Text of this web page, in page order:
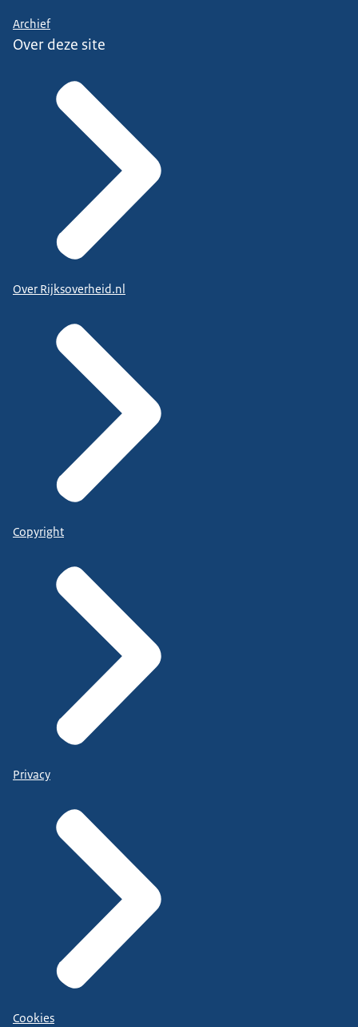
Archief
Over deze site
Over Rijksoverheid.nl
Copyright
Privacy
Cookies